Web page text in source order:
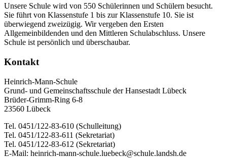
Unsere Schule wird von 550 Schülerinnen und Schülern besucht.
Sie führt von Klassenstufe 1 bis zur Klassenstufe 10. Sie ist
überwiegend zweizügig. Wir vergeben den Ersten
Allgemeinbildenden und den Mittleren Schulabschluss. Unsere
Schule ist persönlich und überschaubar.
Kontakt
Heinrich-Mann-Schule
Grund- und Gemeinschaftsschule der Hansestadt Lübeck
Brüder-Grimm-Ring 6-8
23560 Lübeck
Tel. 0451/122-83-610 (Schulleitung)
Tel. 0451/122-83-611 (Sekretariat)
Tel. 0451/122-83-612 (Sekretariat)
E-Mail: heinrich-mann-schule.luebeck@schule.landsh.de